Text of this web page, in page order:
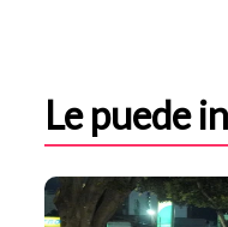
Le puede